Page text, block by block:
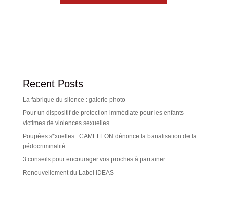
Recent Posts
La fabrique du silence : galerie photo
Pour un dispositif de protection immédiate pour les enfants
victimes de violences sexuelles
Poupées s*xuelles : CAMELEON dénonce la banalisation de la
pédocriminalité
3 conseils pour encourager vos proches à parrainer
Renouvellement du Label IDEAS